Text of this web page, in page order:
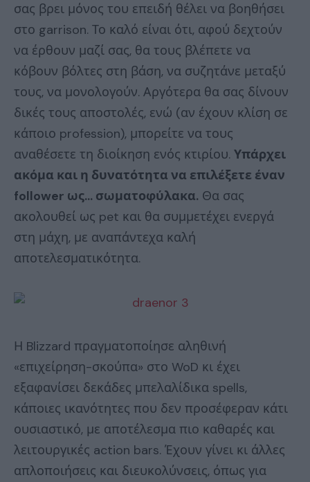
σας βρει μόνος του επειδή θέλει να βοηθήσει
στο garrison. Το καλό είναι ότι, αφού δεχτούν
να έρθουν μαζί σας, θα τους βλέπετε να
κόβουν βόλτες στη βάση, να συζητάνε μεταξύ
τους, να μονολογούν. Αργότερα θα σας δίνουν
δικές τους αποστολές, ενώ (αν έχουν κλίση σε
κάποιο profession), μπορείτε να τους
αναθέσετε τη διοίκηση ενός κτιρίου. Υπάρχει
ακόμα και η δυνατότητα να επιλέξετε έναν
follower ως… σωματοφύλακα. Θα σας
ακολουθεί ως pet και θα συμμετέχει ενεργά
στη μάχη, με αναπάντεχα καλή
αποτελεσματικότητα.
Η Blizzard πραγματοποίησε αληθινή
«επιχείρηση-σκούπα» στο WoD κι έχει
εξαφανίσει δεκάδες μπελαλίδικα spells,
κάποιες ικανότητες που δεν προσέφεραν κάτι
ουσιαστικό, με αποτέλεσμα πιο καθαρές και
λειτουργικές action bars. Έχουν γίνει κι άλλες
απλοποιήσεις και διευκολύνσεις, όπως για